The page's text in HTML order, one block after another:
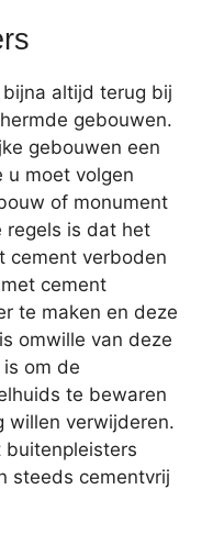
altijd terug bij
gebouwen.
gebouwen een
u moet volgen
of monument
regels is dat het
cement verboden
cement
te maken en deze
omwille van deze
om de
te bewaren
willen verwijderen.
buitenpleisters
steeds cementvrij